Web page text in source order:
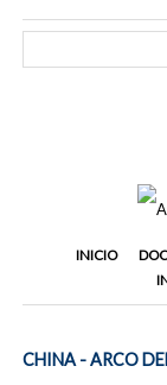
INICIO
CHINA - ARCO